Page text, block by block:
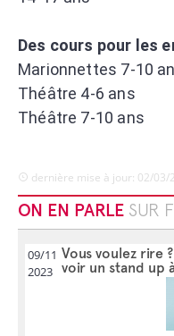
Des cours pour les
Marionnettes 7-10
Théâtre 4-6 ans
Théâtre 7-10 ans
dernière mise à jour: 02/03/
ON EN PARLE SUR
09/11
2023
Vous voulez rire
voir un stand up